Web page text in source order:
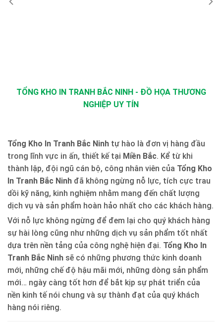
TỔNG KHO IN TRANH BẮC NINH - ĐỒ HỌA THƯƠNG
NGHIỆP UY TÍN
Tổng Kho In Tranh Bắc Ninh tự hào là đơn vị hàng đầu
trong lĩnh vực in ấn, thiết kế tại Miền Bắc. Kể từ khi
thành lập, đội ngũ cán bộ, công nhân viên của Tổng Kho
In Tranh Bắc Ninh đã không ngừng nỗ lực, tích cực trau
dồi kỹ năng, kinh nghiệm nhằm mang đến chất lượng
dịch vụ và sản phẩm hoàn hảo nhất cho các khách hàng.
Với nỗ lực không ngừng để đem lại cho quý khách hàng
sự hài lòng cũng như những dịch vụ sản phẩm tốt nhất
dựa trên nền tảng của công nghệ hiện đại. Tổng Kho In
Tranh Bắc Ninh sẽ có những phương thức kinh doanh
mới, những chế độ hậu mãi mới, những dòng sản phẩm
mới… ngày càng tốt hơn để bắt kịp sự phát triển của
nền kinh tế nói chung và sự thành đạt của quý khách
hàng nói riêng.